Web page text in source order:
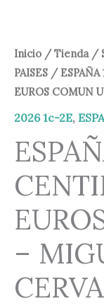
Inicio /Tienda/
PAISES / ESPAÑA
EUROS COMUN
2026 1c-2E,
–